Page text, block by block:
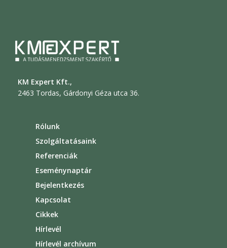
KM Expert Kft.,
2463 Tordas, Gárdonyi Géza utca 36.
Rólunk
Szolgáltatásaink
Referenciák
Eseménynaptár
Bejelentkezés
Kapcsolat
Cikkek
Hírlevél
Hírlevél archívum